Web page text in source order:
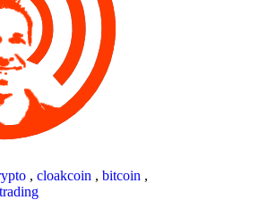
, cloakcoin , bitcoin ,
trading